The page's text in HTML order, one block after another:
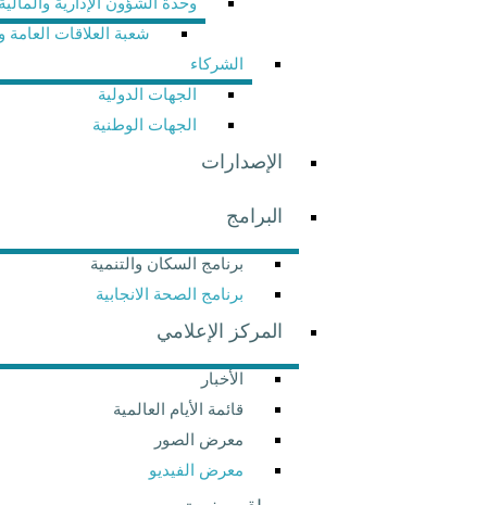
وحدة الشؤون الإدارية والمالية
شعبة العلاقات العامة والاتصال
الشركاء
الجهات الدولية
الجهات الوطنية
الإصدارات
البرامج
برنامج السكان والتنمية
برنامج الصحة الانجابية
المركز الإعلامي
قائمة الأيام العالمية
معرض الصور
معرض الفيديو